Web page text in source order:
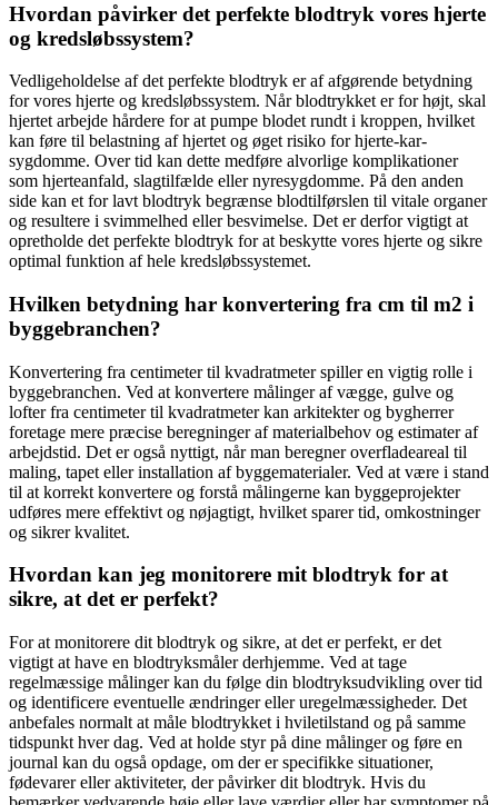
Hvordan påvirker det perfekte blodtryk vores hjerte
og kredsløbssystem?
Vedligeholdelse af det perfekte blodtryk er af afgørende betydning
for vores hjerte og kredsløbssystem. Når blodtrykket er for højt, skal
hjertet arbejde hårdere for at pumpe blodet rundt i kroppen, hvilket
kan føre til belastning af hjertet og øget risiko for hjerte-kar-
sygdomme. Over tid kan dette medføre alvorlige komplikationer
som hjerteanfald, slagtilfælde eller nyresygdomme. På den anden
side kan et for lavt blodtryk begrænse blodtilførslen til vitale organer
og resultere i svimmelhed eller besvimelse. Det er derfor vigtigt at
opretholde det perfekte blodtryk for at beskytte vores hjerte og sikre
optimal funktion af hele kredsløbssystemet.
Hvilken betydning har konvertering fra cm til m2 i
byggebranchen?
Konvertering fra centimeter til kvadratmeter spiller en vigtig rolle i
byggebranchen. Ved at konvertere målinger af vægge, gulve og
lofter fra centimeter til kvadratmeter kan arkitekter og bygherrer
foretage mere præcise beregninger af materialbehov og estimater af
arbejdstid. Det er også nyttigt, når man beregner overfladeareal til
maling, tapet eller installation af byggematerialer. Ved at være i stand
til at korrekt konvertere og forstå målingerne kan byggeprojekter
udføres mere effektivt og nøjagtigt, hvilket sparer tid, omkostninger
og sikrer kvalitet.
Hvordan kan jeg monitorere mit blodtryk for at
sikre, at det er perfekt?
For at monitorere dit blodtryk og sikre, at det er perfekt, er det
vigtigt at have en blodtryksmåler derhjemme. Ved at tage
regelmæssige målinger kan du følge din blodtryksudvikling over tid
og identificere eventuelle ændringer eller uregelmæssigheder. Det
anbefales normalt at måle blodtrykket i hviletilstand og på samme
tidspunkt hver dag. Ved at holde styr på dine målinger og føre en
journal kan du også opdage, om der er specifikke situationer,
fødevarer eller aktiviteter, der påvirker dit blodtryk. Hvis du